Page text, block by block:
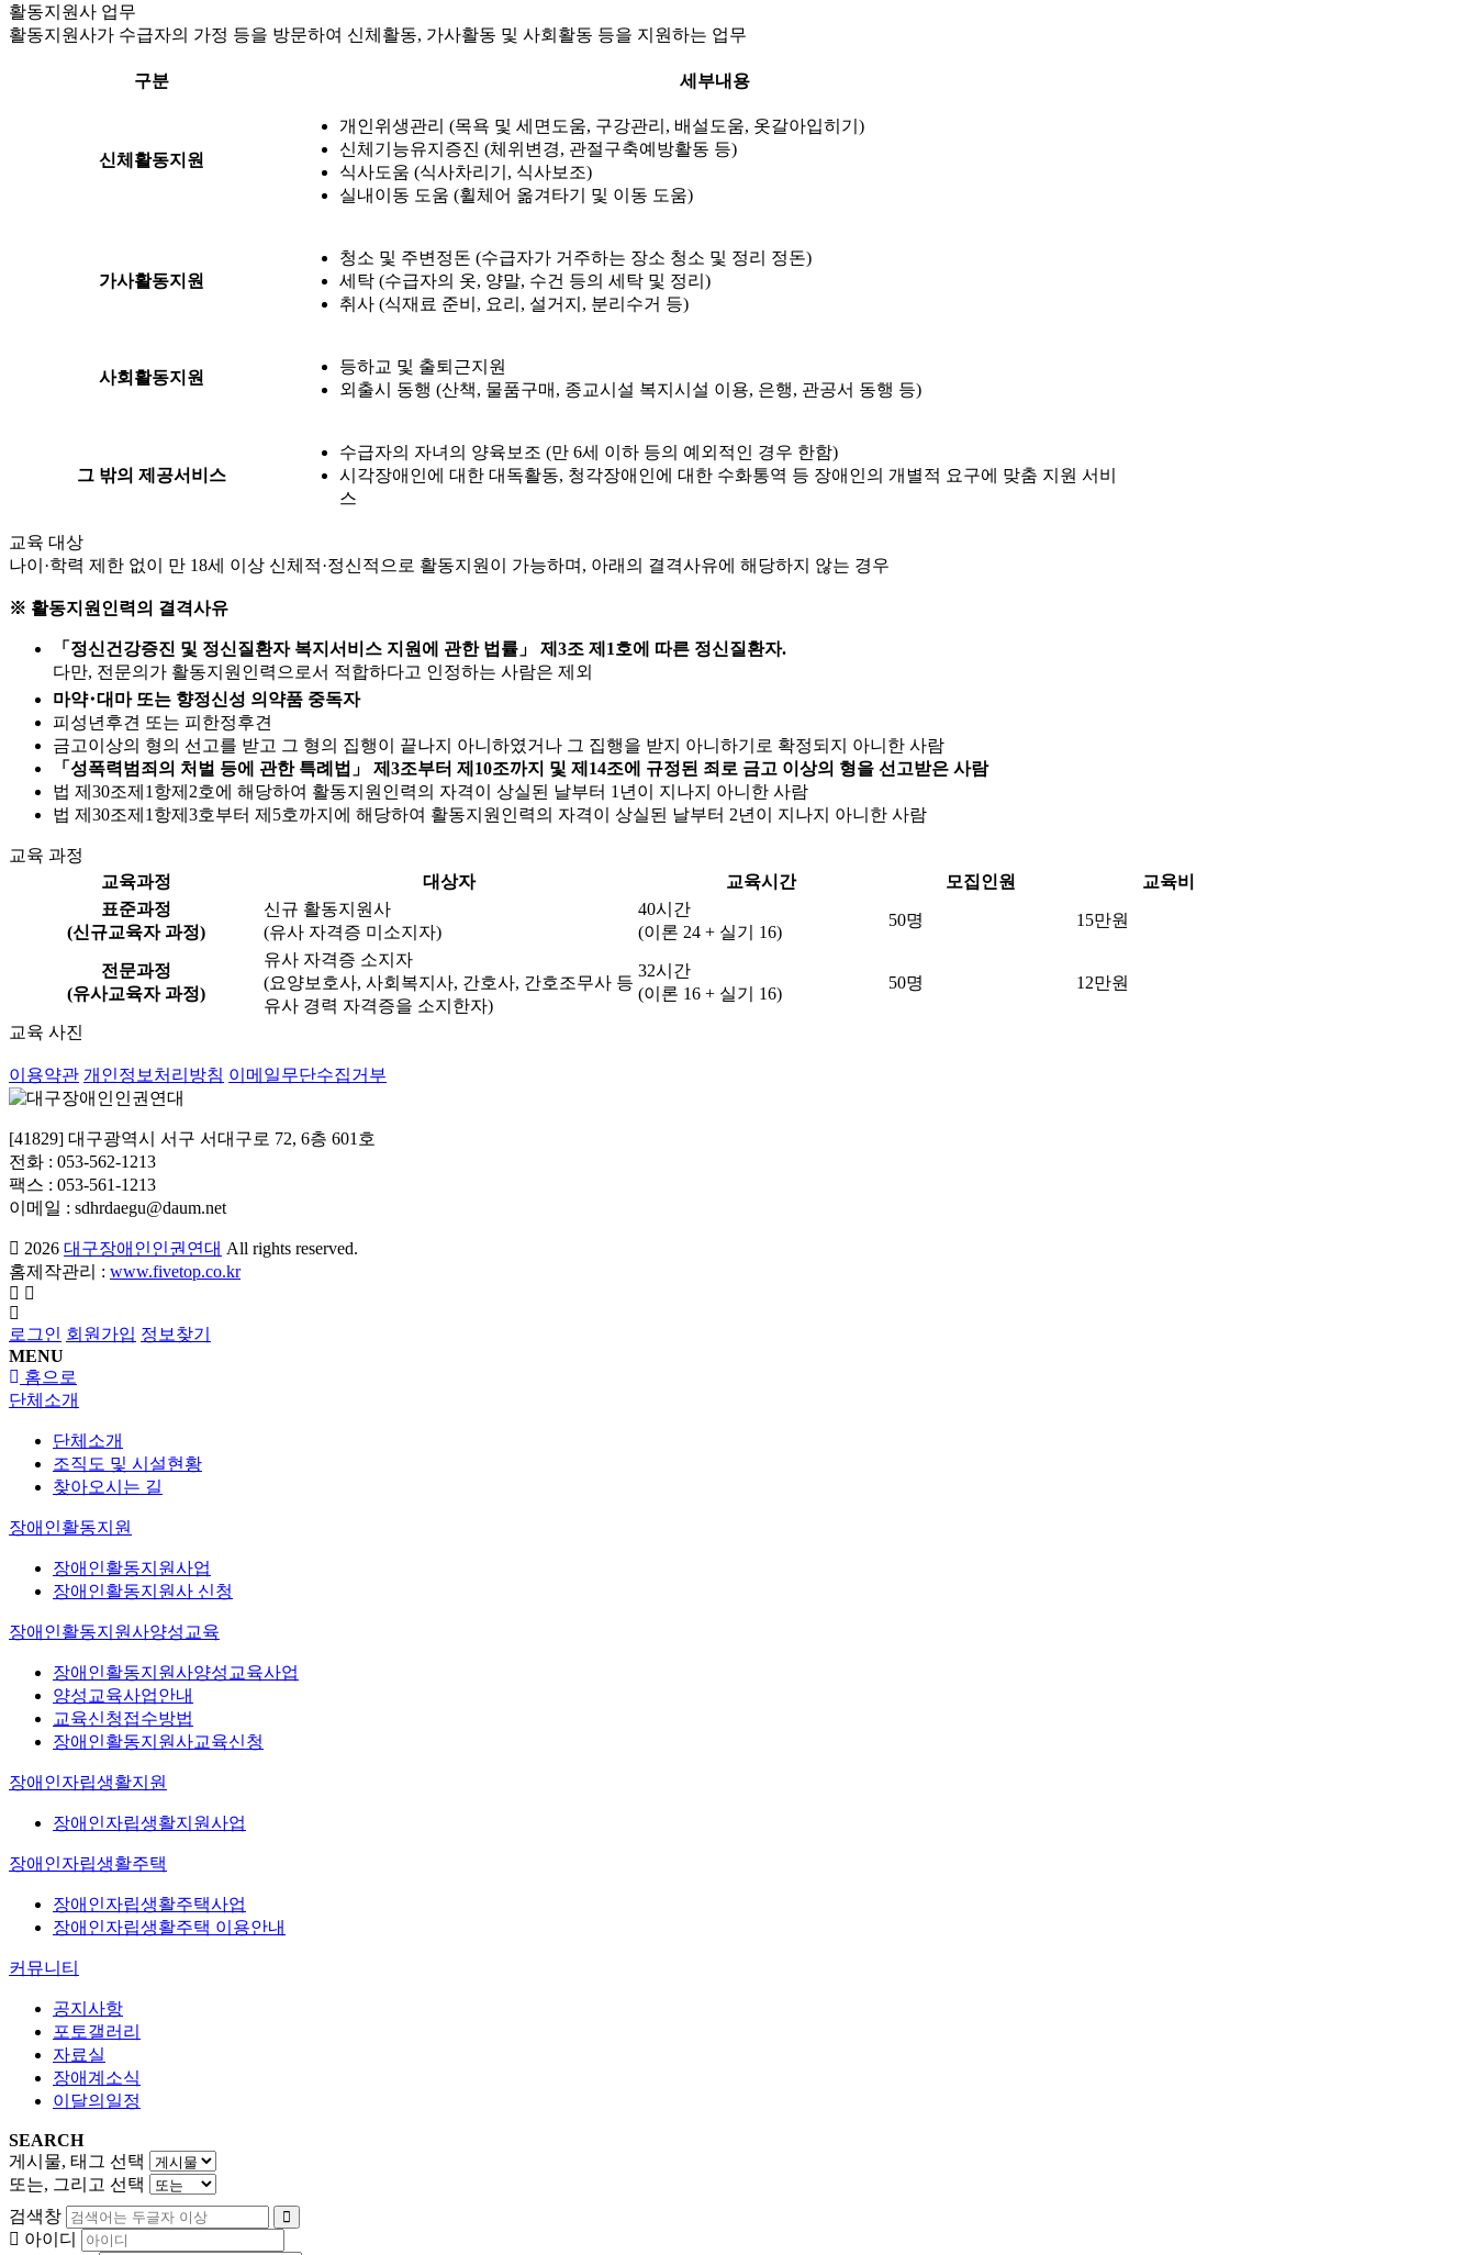
활동지원사 업무
활동지원사가 수급자의 가정 등을 방문하여 신체활동, 가사활동 및 사회활동 등을 지원하는 업무
구분 세부내용
신체활동지원
개인위생관리 (목욕 및 세면도움, 구강관리, 배설도움, 옷갈아입히기)
신체기능유지증진 (체위변경, 관절구축예방활동 등)
식사도움 (식사차리기, 식사보조)
실내이동 도움 (휠체어 옮겨타기 및 이동 도움)
가사활동지원
청소 및 주변정돈 (수급자가 거주하는 장소 청소 및 정리 정돈)
세탁 (수급자의 옷, 양말, 수건 등의 세탁 및 정리)
취사 (식재료 준비, 요리, 설거지, 분리수거 등)
사회활동지원
등하교 및 출퇴근지원
외출시 동행 (산책, 물품구매, 종교시설 복지시설 이용, 은행, 관공서 동행 등)
그 밖의 제공서비스
수급자의 자녀의 양육보조 (만 6세 이하 등의 예외적인 경우 한함)
시각장애인에 대한 대독활동, 청각장애인에 대한 수화통역 등 장애인의 개별적 요구에 맞춤 지원 서비
스
교육 대상
나이·학력 제한 없이 만 18세 이상 신체적·정신적으로 활동지원이 가능하며, 아래의 결격사유에 해당하지 않는 경우
※ 활동지원인력의 결격사유
「정신건강증진 및 정신질환자 복지서비스 지원에 관한 법률」 제3조 제1호에 따른 정신질환자.
다만, 전문의가 활동지원인력으로서 적합하다고 인정하는 사람은 제외
마약･대마 또는 향정신성 의약품 중독자
피성년후견 또는 피한정후견
금고이상의 형의 선고를 받고 그 형의 집행이 끝나지 아니하였거나 그 집행을 받지 아니하기로 확정되지 아니한 사람
「성폭력범죄의 처벌 등에 관한 특례법」 제3조부터 제10조까지 및 제14조에 규정된 죄로 금고 이상의 형을 선고받은 사람
법 제30조제1항제2호에 해당하여 활동지원인력의 자격이 상실된 날부터 1년이 지나지 아니한 사람
법 제30조제1항제3호부터 제5호까지에 해당하여 활동지원인력의 자격이 상실된 날부터 2년이 지나지 아니한 사람
교육 과정
교육과정
대상자 교육시간 모집인원
교육비
표준과정
(신규교육자 과정)
신규 활동지원사
(유사 자격증 미소지자)
40시간
(이론 24 + 실기 16)
50명 15만원
전문과정
(유사교육자 과정)
유사 자격증 소지자
(요양보호사, 사회복지사, 간호사, 간호조무사 등
유사 경력 자격증을 소지한자)
32시간
(이론 16 + 실기 16)
50명 12만원
교육 사진
이용약관 개인정보처리방침 이메일무단수집거부
[41829] 대구광역시 서구 서대구로 72, 6층 601호
전화 : 053-562-1213
팩스 : 053-561-1213
이메일 : sdhrdaegu@daum.net
2026 대구장애인인권연대 All rights reserved.
홈제작관리 : www.fivetop.co.kr
로그인 회원가입 정보찾기
MENU
홈으로
단체소개
단체소개
조직도 및 시설현황
찾아오시는 길
장애인활동지원
장애인활동지원사업
장애인활동지원사 신청
장애인활동지원사양성교육
장애인활동지원사양성교육사업
양성교육사업안내
교육신청접수방법
장애인활동지원사교육신청
장애인자립생활지원
장애인자립생활지원사업
장애인자립생활주택
장애인자립생활주택사업
장애인자립생활주택 이용안내
커뮤니티
공지사항
포토갤러리
자료실
장애계소식
이달의일정
SEARCH
게시물, 태그 선택
또는, 그리고 선택
검색창
아이디